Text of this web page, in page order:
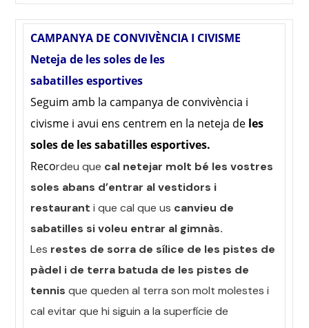
CAMPANYA DE CONVIVÈNCIA I CIVISME
Neteja de les soles de les
sabatilles esportives
Seguim amb la campanya de convivència i
civisme i avui ens centrem en la neteja de les
soles de les sabatilles esportives.
Recordeu que cal netejar molt bé les vostres
soles abans d’entrar al vestidors i
restaurant i que cal que us canvieu de
sabatilles si voleu entrar al gimnàs.
Les restes de sorra de sílice de les pistes de
pàdel i de terra batuda de les pistes de
tennis que queden al terra son molt molestes i
cal evitar que hi siguin a la superfície de